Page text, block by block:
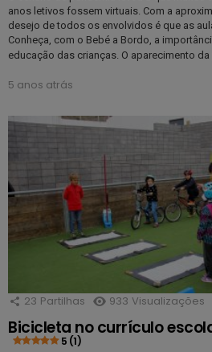
anos letivos fossem virtuais. Com a
desejo de todos os envolvidos é que as
Conheça, com o Bebé a Bordo, a
educação das crianças. O aparecimento da
5 anos atrás
23 Partilhas 933 Visualizações
Bicicleta no currículo
5 (1)